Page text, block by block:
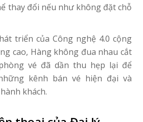
thay đổi nếu như không đặt chỗ
triển của Công nghệ 4.0 cộng
cao, Hàng không đua nhau cắt
vé đã dần thu hẹp lại để
kênh bán vé hiện đại và
khách.